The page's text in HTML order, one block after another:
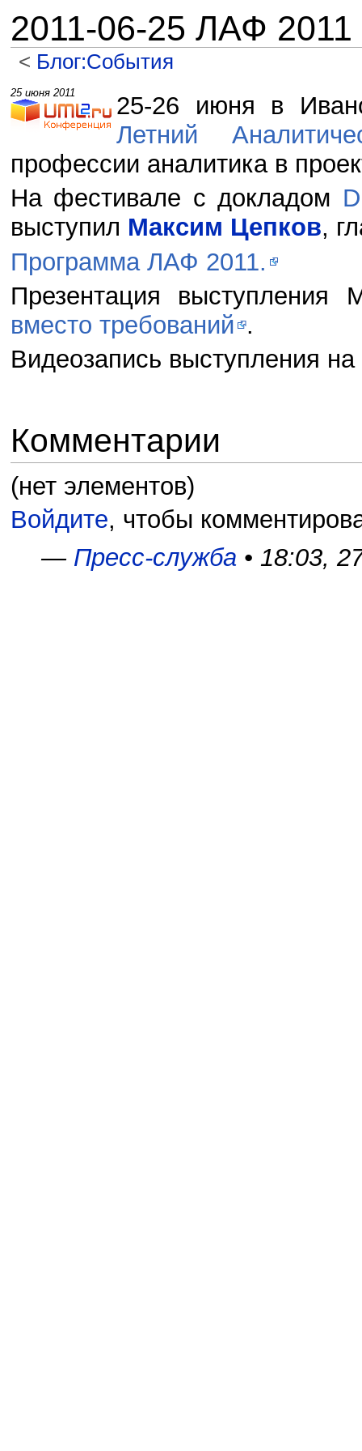
2011-06-25 ЛАФ
< Блог:События
25 июня 2011
25-26 июня в
Летний
профессии аналитика в
На фестивале с докладом
выступил Максим Цепков,
Программа ЛАФ 2011.
Презентация
вместо требований .
Видеозапись выступления
Комментарии
(нет элементов)
Войдите, чтобы
— Пресс-служба• 18:03,